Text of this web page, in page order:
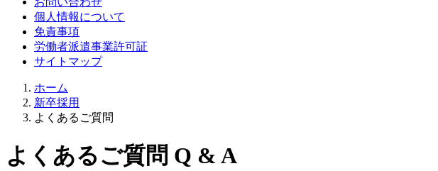
個人情報について
免責事項
労働者派遣事業許可証
サイトマップ
ホーム
新卒採用
よくあるご質問
よくあるご質問 Q & A